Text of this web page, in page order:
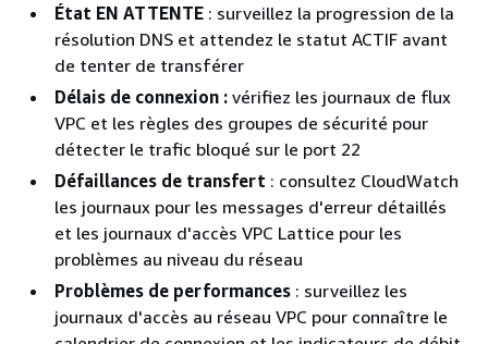
État EN ATTENTE : surveillez la progression de la
résolution DNS et attendez le statut ACTIF avant
de tenter de transférer
Délais de connexion : vérifiez les journaux de flux
VPC et les règles des groupes de sécurité pour
détecter le trafic bloqué sur le port 22
Défaillances de transfert : consultez CloudWatch
les journaux pour les messages d'erreur détaillés
et les journaux d'accès VPC Lattice pour les
problèmes au niveau du réseau
Problèmes de performances : surveillez les
journaux d'accès au réseau VPC pour connaître le